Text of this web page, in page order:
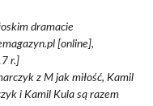
dramacie
[online],
r.]
z M jak miłość, Kamil
i Kamil Kula są razem